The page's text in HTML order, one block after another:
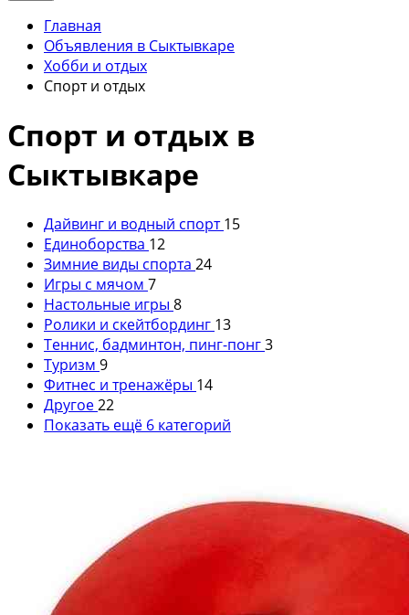
Главная
Объявления в Сыктывкаре
Хобби и отдых
Спорт и отдых
Спорт и отдых в
Сыктывкаре
Дайвинг и водный спорт 15
Единоборства 12
Зимние виды спорта 24
Игры с мячом 7
Настольные игры 8
Ролики и скейтбординг 13
Теннис, бадминтон, пинг-понг3
Туризм 9
Фитнес и тренажёры 14
Другое22
Показать ещё 6 категорий